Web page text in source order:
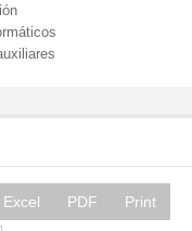
Excel PDF Print